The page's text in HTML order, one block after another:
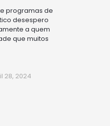
programas de
desespero
a quem
que muitos
28, 2024